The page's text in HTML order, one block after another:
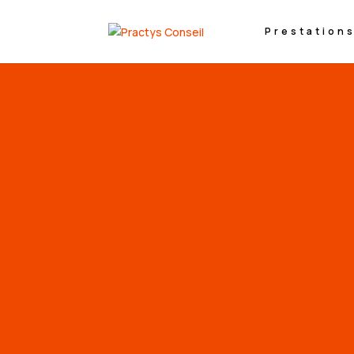
Prestations